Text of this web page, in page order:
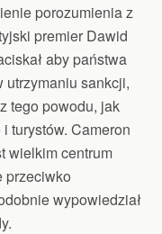
porozumienia z
premier Dawid
aby państwa
utrzymaniu sankcji,
tego powodu, jak
turystów. Cameron
wielkim centrum
przeciwko
wypowiedział